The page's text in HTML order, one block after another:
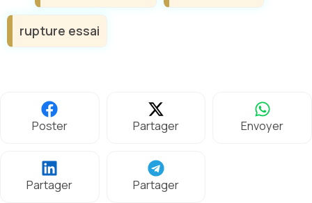
rupture essai
Poster Partager Envoyer
Partager Partager